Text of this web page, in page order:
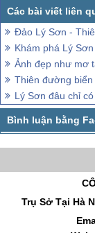
Đảo Lý Sơn -
Khám phá Lý
Ảnh đẹp như mơ
Thiên đường biển
Lý Sơn đâu chỉ
Trụ Sở Tại Hà